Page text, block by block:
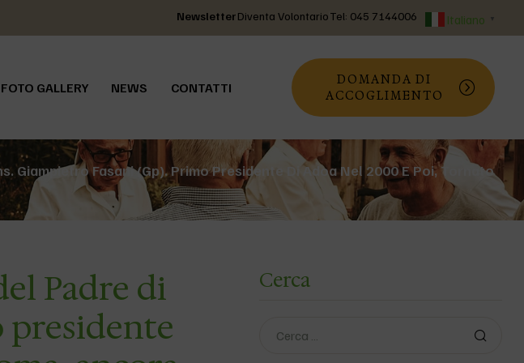
NewsletterDiventa VolontarioTel: 045 7144006 Italiano ▼
FOTO GALLERY NEWS CONTATTI
DOMANDA DI
ACCOGLIMENTO
Giampietro Fasani (Gp). Primo Presidente Di Adoa Nel 2000 E Poi, Tornato
Padre di
presidente
Cerca